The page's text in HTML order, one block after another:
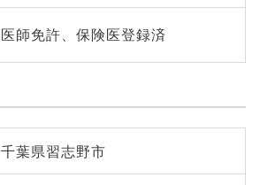
医師免許、保険医登録済
千葉県習志野市